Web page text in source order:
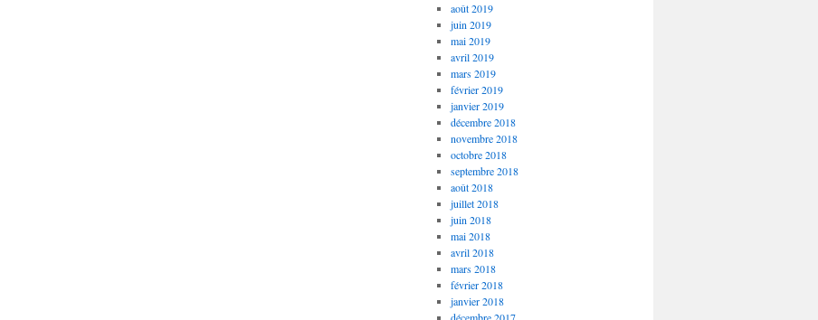
août 2019
juin 2019
mai 2019
avril 2019
mars 2019
février 2019
janvier 2019
décembre 2018
novembre 2018
octobre 2018
septembre 2018
août 2018
juillet 2018
juin 2018
mai 2018
avril 2018
mars 2018
février 2018
janvier 2018